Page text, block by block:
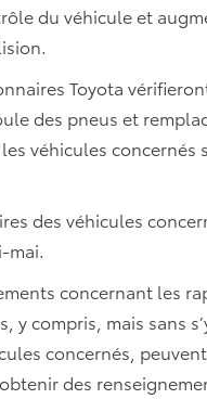
du véhicule et
Toyota
des pneus et
véhicules concernés
des véhicules
mai.
concernant les
y compris, mais sans
concernés,
des